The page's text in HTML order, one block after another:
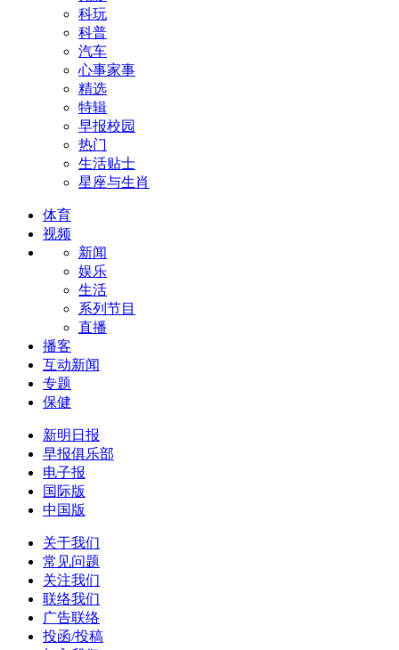
科玩
科普
汽车
心事家事
精选
特辑
早报校园
热门
生活贴士
星座与生肖
体育
视频
新闻
娱乐
生活
系列节目
直播
播客
互动新闻
专题
保健
新明日报
早报俱乐部
电子报
国际版
中国版
关于我们
常见问题
关注我们
联络我们
广告联络
投函/投稿